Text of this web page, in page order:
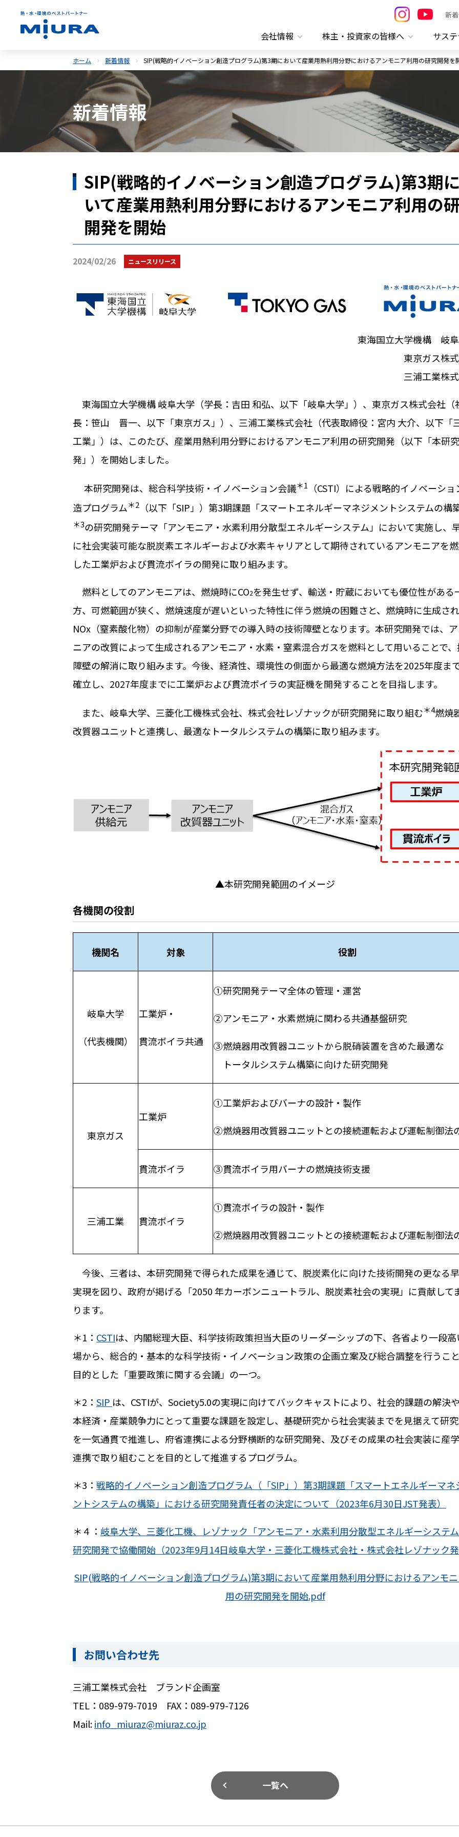
新
会社情報 株主・投資家の皆様へ サス
ホーム 新着情報 SIP(戦略的イノベーション創造プログラム)第3期において産業用熱利用分野におけるアンモニア利用の研究開発を
新着情報
SIP(戦略的イノベーション創造プログラム)第3期
いて産業用熱利用分野におけるアンモニア利用の
開発を開始
2024/02/26 ニュースリリース
東海国立大学機構 岐
東京ガス株
三浦工業株
東海国立大学機構 岐阜大学（学長：吉田 和弘、以下「岐阜大学」）、東京ガス株式会社（
長：笹山 晋一、以下「東京ガス」）、三浦工業株式会社（代表取締役：宮内 大介、以下「
工業」）は、このたび、産業用熱利用分野におけるアンモニア利用の研究開発（以下「本研
発」）を開始しました。
本研究開発は、総合科学技術・イノベーション会議＊1 （CSTI）による戦略的イノベーショ
造プログラム＊2 （以下「SIP 」）第3期課題「スマートエネルギーマネジメントシステムの構
＊3の研究開発テーマ「アンモニア・水素利用分散型エネルギーシステム」において実施し、
に社会実装可能な脱炭素エネルギーおよび水素キャリアとして期待されているアンモニアを
した工業炉および貫流ボイラの開発に取り組みます。
燃料としてのアンモニアは、燃焼時にCO2を発生せず、輸送・貯蔵においても優位性がある
方、可燃範囲が狭く、燃焼速度が遅いといった特性に伴う燃焼の困難さと、燃焼時に生成さ
NOx （窒素酸化物）の抑制が産業分野での導入時の技術障壁となります。本研究開発では、
ニアの改質によって生成されるアンモニア・水素・窒素混合ガスを燃料として用いることで
障壁の解消に取り組みます。今後、経済性、環境性の側面から最適な燃焼方法を2025年度ま
確立し、 2027年度までに工業炉および貫流ボイラの実証機を開発することを目指します。
また、岐阜大学、三菱化工機株式会社、株式会社レゾナックが研究開発に取り組む＊4燃焼
改質器ユニットと連携し、最適なトータルシステムの構築に取り組みます。
▲本研究開発範囲のイメージ
各機関の役割
機関名 対象 役割
岐阜大学
（代表機関）
工業炉・
貫流ボイラ共通
①研究開発テーマ全体の管理・運営
②アンモニア・水素燃焼に関わる共通基盤研究
③燃焼器用改質器ユニットから脱硝装置を含めた最適な
トータルシステム構築に向けた研究開発
東京ガス
工業炉
①工業炉およびバーナの設計・製作
②燃焼器用改質器ユニットとの接続運転および運転制御法
貫流ボイラ ③貫流ボイラ用バーナの燃焼技術支援
三浦工業 貫流ボイラ
①貫流ボイラの設計・製作
②燃焼器用改質器ユニットとの接続運転および運転制御法
今後、三者は、本研究開発で得られた成果を通じて、脱炭素化に向けた技術開発の更なる
実現を図り、政府が掲げる「2050年カーボンニュートラル、脱炭素社会の実現」に貢献して
ります。
＊1 ： CSTIは、内閣総理大臣、科学技術政策担当大臣のリーダーシップの下、各省より一段
場から、総合的・基本的な科学技術・イノベーション政策の企画立案及び総合調整を行うこ
目的とした「重要政策に関する会議」の一つ。
＊2 ： SIP は、 CSTIが、 Society5.0の実現に向けてバックキャストにより、社会的課題の解決
本経済・産業競争力にとって重要な課題を設定し、基礎研究から社会実装までを見据えて研
を一気通貫で推進し、府省連携による分野横断的な研究開発、及びその成果の社会実装に産
連携で取り組むことを目的として推進するプログラム。
＊3 ： 戦略的イノベーション創造プログラム（「SIP」）第3期課題「スマートエネルギーマネ
ントシステムの構築」における研究開発責任者の決定について（2023年6月30日JST発表）
＊４： 岐阜大学、三菱化工機、レゾナック「アンモニア・水素利用分散型エネルギーシステ
研究開発で協働開始（2023年9月14日岐阜大学・三菱化工機株式会社・株式会社レゾナック
SIP(戦略的イノベーション創造プログラム)第3期において産業用熱利用分野におけるアンモ
用の研究開発を開始.pdf
お問い合わせ先
三浦工業株式会社 ブランド企画室
TEL： 089-979-7019 FAX ： 089-979-7126
Mail:info_miuraz@miuraz.co.jp
一覧へ